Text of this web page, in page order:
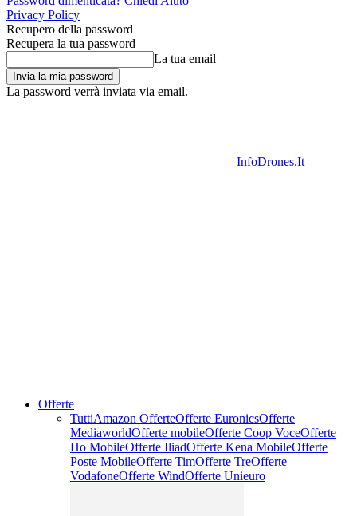
Privacy Policy
Recupero della password
Recupera la tua password
La tua email
La password verrà inviata via email.
InfoDrones.It
Offerte
TuttiAmazon OfferteOfferte EuronicsOfferte
MediaworldOfferte mobileOfferte Coop VoceOfferte
Ho MobileOfferte IliadOfferte Kena MobileOfferte
Poste MobileOfferte TimOfferte TreOfferte
VodafoneOfferte WindOfferte Unieuro